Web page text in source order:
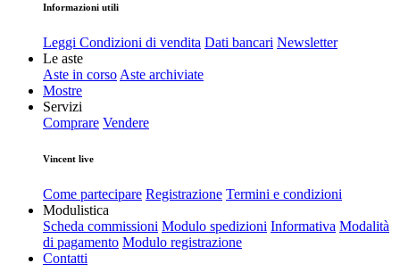
Informazioni utili
Leggi Condizioni di vendita Dati bancari Newsletter
Le aste
Aste in corso Aste archiviate
Mostre
Servizi
Comprare Vendere
Vincent live
Come partecipare Registrazione Termini e condizioni
Modulistica
Scheda commissioni Modulo spedizioni Informativa Modalità
di pagamento Modulo registrazione
Contatti